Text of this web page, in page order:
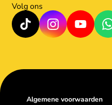
Volg ons
Algemene voorwaarden